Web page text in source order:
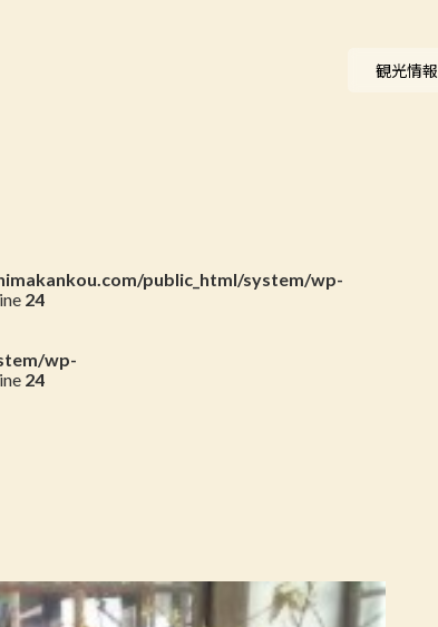
観光情報
public_html/system/wp-
24
wp-
24